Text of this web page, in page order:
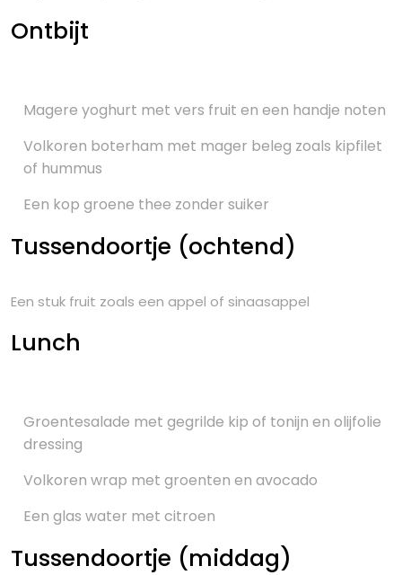
Ontbijt
Magere yoghurt met vers fruit en een handje noten
Volkoren boterham met mager beleg zoals kipfilet
of hummus
Een kop groene thee zonder suiker
Tussendoortje (ochtend)
Een stuk fruit zoals een appel of sinaasappel
Lunch
Groentesalade met gegrilde kip of tonijn en olijfolie
dressing
Volkoren wrap met groenten en avocado
Een glas water met citroen
Tussendoortje (middag)